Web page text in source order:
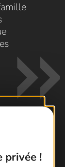
privée !